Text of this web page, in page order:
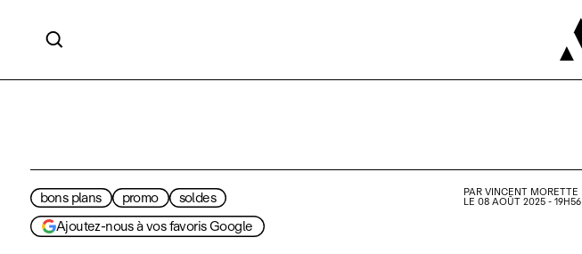

bons plans promo
soldes
Ajoutez-nous à vos favoris Google
PARVINCENT MORETTE
LE 08 AOÛT 2025 - 19H56